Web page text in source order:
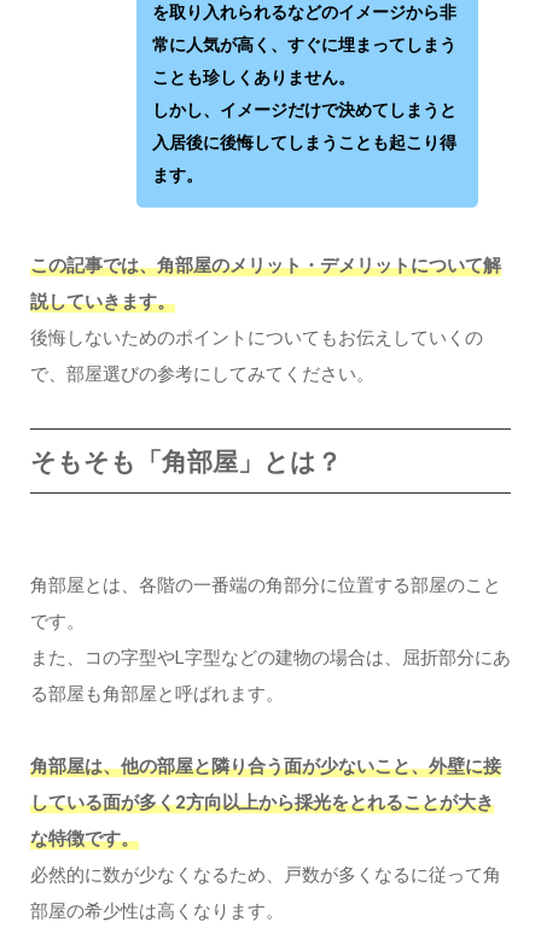
を取り入れられるなどのイメージから非
常に人気が高く、すぐに埋まってしまう
ことも珍しくありません。
しかし、イメージだけで決めてしまうと
入居後に後悔してしまうことも起こり得
ます。
この記事では、角部屋のメリット・デメリットについて解
説していきます。
後悔しないためのポイントについてもお伝えしていくの
で、部屋選びの参考にしてみてください。
そもそも「角部屋」とは？
角部屋とは、各階の一番端の角部分に位置する部屋のこと
です。
また、コの字型やL字型などの建物の場合は、屈折部分にあ
る部屋も角部屋と呼ばれます。
角部屋は、他の部屋と隣り合う面が少ないこと、外壁に接
している面が多く2方向以上から採光をとれることが大き
な特徴です。
必然的に数が少なくなるため、戸数が多くなるに従って角
部屋の希少性は高くなります。